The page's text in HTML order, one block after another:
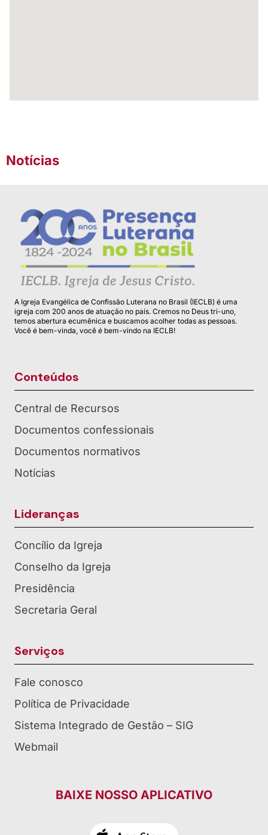
Notícias
A Igreja Evangélica de Confissão Luterana no Brasil (IECLB) é uma
igreja com 200 anos de atuação no país. Cremos no Deus tri-uno,
temos abertura ecumênica e buscamos acolher todas as pessoas.
Você é bem-vinda, você é bem-vindo na IECLB!
Conteúdos
Central de Recursos
Documentos confessionais
Documentos normativos
Notícias
Lideranças
Concílio da Igreja
Conselho da Igreja
Presidência
Secretaria Geral
Serviços
Fale conosco
Política de Privacidade
Sistema Integrado de Gestão – SIG
Webmail
BAIXE NOSSO APLICATIVO